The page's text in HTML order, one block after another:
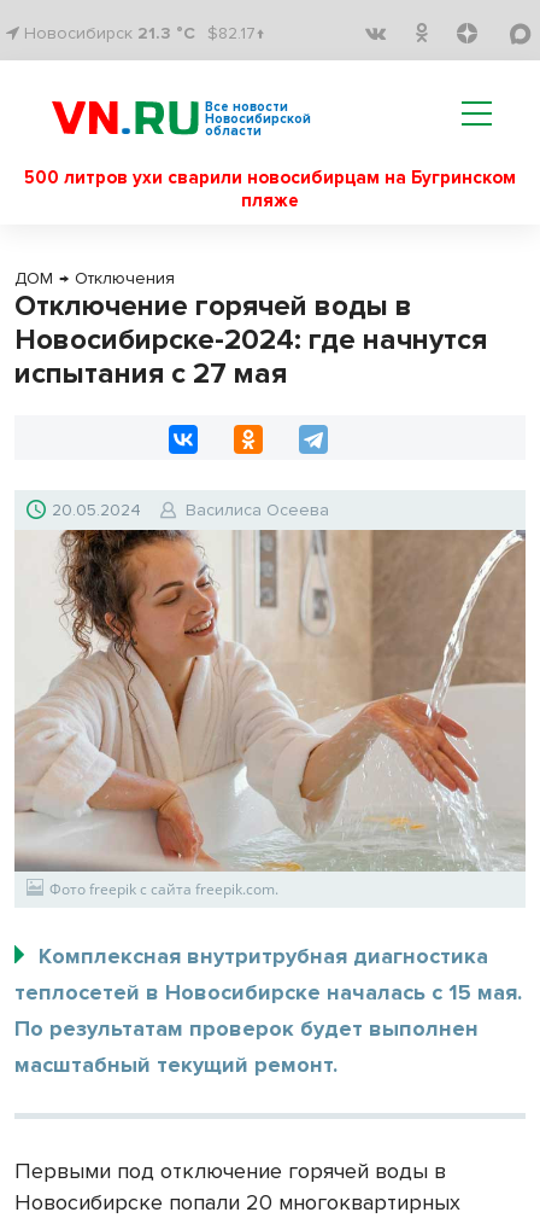
Новосибирск 21.3 °C $82.17↑
Все новости
Новосибирской
области
500 литров ухи сварили новосибирцам на Бугринском
пляже
ДОМ → Отключения
Отключение горячей воды в
Новосибирске-2024: где начнутся
испытания с 27 мая
20.05.2024 Василиса Осеева
Фото freepik с сайта freepik.com.
Комплексная внутритрубная диагностика
теплосетей в Новосибирске началась с 15 мая.
По результатам проверок будет выполнен
масштабный текущий ремонт.
Первыми под отключение горячей воды в
Новосибирске попали 20 многоквартирных